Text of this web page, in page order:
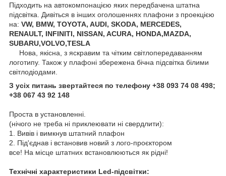
Підходить на автокомпонацією яких передбачена штатна
підсвітка. Дивіться в інших оголошеннях плафони з проекцією
на: VW, BMW, TOYOTA, AUDI, SKODA, MERCEDES,
RENAULT, INFINITI, NISSAN, ACURA, HONDA,MAZDA,
SUBARU,VOLVO,TESLA
Нова, якісна, з яскравим та чітким світлопередаванням
логотипу. Також у плафоні збережена бічна підсвітка білими
світлодіодами.
З усіх питань звертайтеся по телефону +38 093 74 08 498;
+38 067 43 92 148
Проста в установленні.
(нічого не треба ні приклеювати ні свердлити):
1. Вивів і вимкнув штатний плафон
2. Під'єднав і встановив новий з лого-проєктором
все! На місце штатних встановлюються як рідні!
Технічні характеристики Led-підсвітки: